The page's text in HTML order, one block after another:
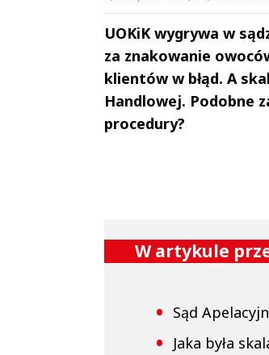
UOKiK wygrywa w
za znakowanie
klientów w błąd. A
Handlowej. Podobne
procedury?
W artykule
Sąd
Jaka była